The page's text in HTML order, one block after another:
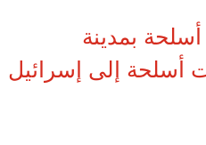
بمدينة
أسلحة إلى إسرائيل